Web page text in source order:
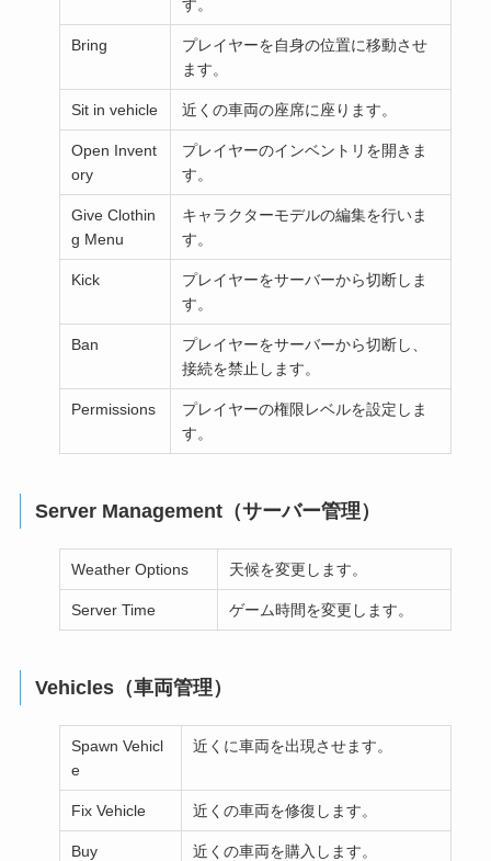
す。
Bring
プレイヤーを自身の位置に移動させ
ます。
Sit in vehicle 近くの車両の座席に座ります。
Open Invent
ory
プレイヤーのインベントリを開きま
す。
Give Clothin
g Menu
キャラクターモデルの編集を行いま
す。
Kick
プレイヤーをサーバーから切断しま
す。
Ban
プレイヤーをサーバーから切断し、
接続を禁止します。
Permissions
プレイヤーの権限レベルを設定しま
す。
Server Management（サーバー管理）
Weather Options 天候を変更します。
Server Time ゲーム時間を変更します。
Vehicles（車両管理）
Spawn Vehicl
e
近くに車両を出現させます。
Fix Vehicle 近くの車両を修復します。
Buy 近くの車両を購入します。